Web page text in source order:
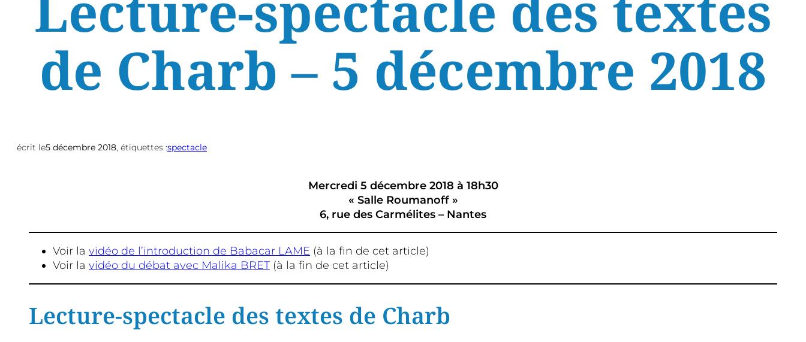
de Charb – 5 décembre 2018
écrit le5 décembre 2018, étiquettes :spectacle
Mercredi 5 décembre 2018 à 18h30
« Salle Roumanoff »
6, rue des Carmélites – Nantes
Voir la vidéo de l’introduction de Babacar LAME (à la fin de cet article)
Voir la vidéo du débat avec Malika BRET (à la fin de cet article)
Lecture-spectacle des textes de Charb